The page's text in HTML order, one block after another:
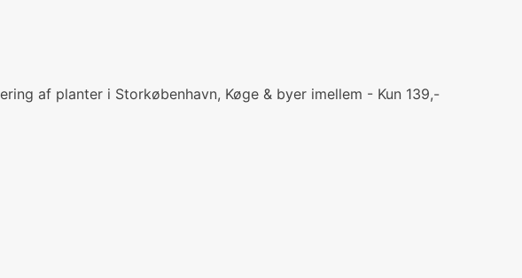
af planter i Storkøbenhavn, Køge & byer imellem - Kun 139,-